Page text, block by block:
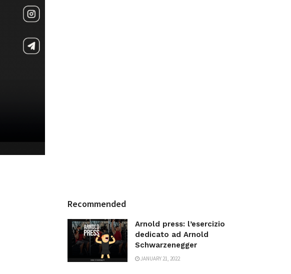
Recommended
Arnold press: l’esercizio
dedicato ad Arnold
Schwarzenegger
JANUARY 21, 2022